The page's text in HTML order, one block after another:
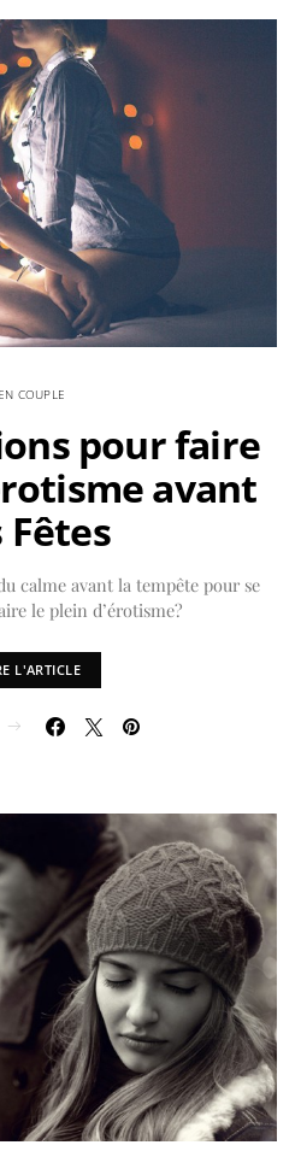
EN COUPLE
pour faire
avant
Fêtes
calme avant la tempête pour se
le plein d’érotisme?
L'ARTICLE